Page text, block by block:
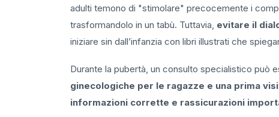
adulti temono di "stimolare" precocemente i
trasformandolo in un tabù. Tuttavia, evitare il
iniziare sin dall’infanzia con libri illustrati che
Durante la pubertà, un consulto specialistico può
ginecologiche per le ragazze e una prima
informazioni corrette e rassicurazioni